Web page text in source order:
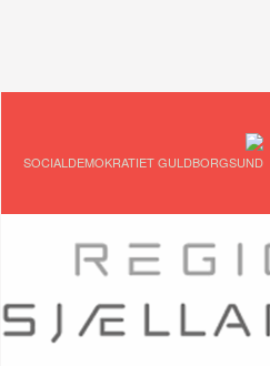
SOCIALDEMOKRATIET GULDBORGSUND